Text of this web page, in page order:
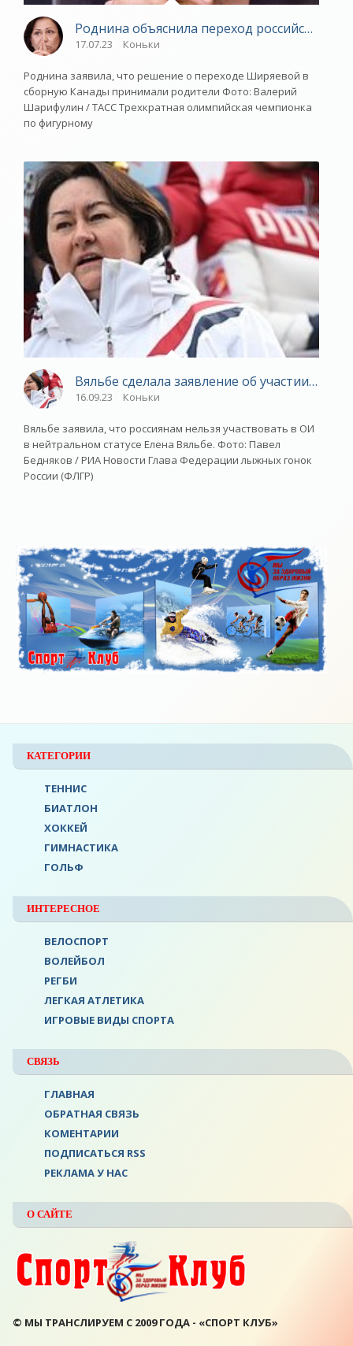
Роднина объяснила переход российской
17.07.23 Коньки
Роднина заявила, что решение о переходе Ширяевой в
сборную Канады принимали родители Фото: Валерий
Шарифулин / ТАСС Трехкратная олимпийская чемпионка
по фигурному
Вяльбе сделала заявление об участии
16.09.23 Коньки
Вяльбе заявила, что россиянам нельзя участвовать в ОИ
в нейтральном статусе Елена Вяльбе. Фото: Павел
Бедняков / РИА Новости Глава Федерации лыжных гонок
России (ФЛГР)
КАТЕГОРИИ
ТЕННИС
БИАТЛОН
ХОККЕЙ
ГИМНАСТИКА
ГОЛЬФ
ИНТЕРЕСНОЕ
ВЕЛОСПОРТ
ВОЛЕЙБОЛ
РЕГБИ
ЛЕГКАЯ АТЛЕТИКА
ИГРОВЫЕ ВИДЫ СПОРТА
СВЯЗЬ
ГЛАВНАЯ
ОБРАТНАЯ СВЯЗЬ
КОМЕНТАРИИ
ПОДПИСАТЬСЯ RSS
РЕКЛАМА У НАС
О САЙТЕ
© МЫ ТРАНСЛИРУЕМ С 2009 ГОДА - «СПОРТ КЛУБ»